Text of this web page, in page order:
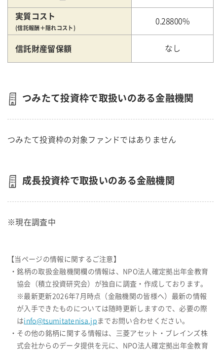
実質コスト
(信託報酬＋隠れコスト)
0.28800%
信託財産留保額 なし
つみたて投資枠で取扱いのある金融機関
つみたて投資枠の対象ファンドではありません
成長投資枠で取扱いのある金融機関
※現在調査中
【当ページの情報に関するご注意】
・銘柄の取扱金融機関欄の情報は、NPO法人確定拠出年金教育
協会（積立投資研究会）が独自に調査・作成しております。
※最新更新2026年7月時点（金融機関の皆様へ）最新の情報
が入手できたものについては随時更新しますので、必要の際
はinfo@tsumitatenisa.jp までお問い合わせください。
・その他の銘柄に関する情報は、三菱アセット・ブレインズ株
式会社からのデータ提供を元に、NPO法人確定拠出年金教育